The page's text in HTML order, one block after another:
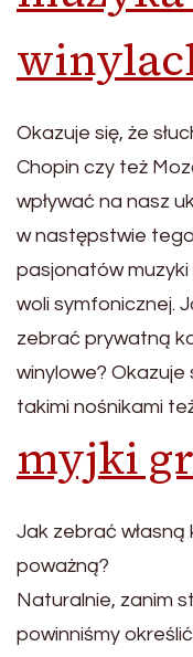
Okazuje się, że
Chopin czy też
wpływać na nasz
w następstwie
pasjonatów muzyki
woli symfonicznej.
zebrać prywatną
winylowe? Okazuje
takimi nośnikami
myjki
Jak zebrać własną
poważną?
Naturalnie, zanim
powinniśmy